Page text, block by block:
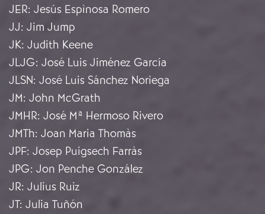
JER: Jesús Espìnosa Romero
JJ: Jim Jump
JK: Judith Keene
JLJG: José Luis Jiménez García
JLSN: José Luis Sánchez Noriega
JM: John McGrath
JMHR: José Mª Hermoso Rivero
JMTh: Joan Maria Thomàs
JPF: Josep Puigsech Farràs
JPG: Jon Penche González
JR: Julius Ruiz
JT: Julia Tuñón